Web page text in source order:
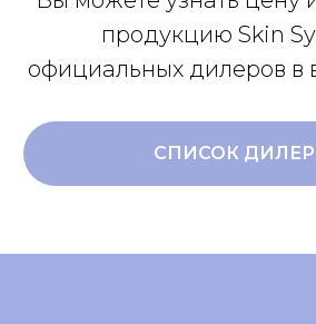
продукцию Skin
официальных дилеров в
СПИСОК